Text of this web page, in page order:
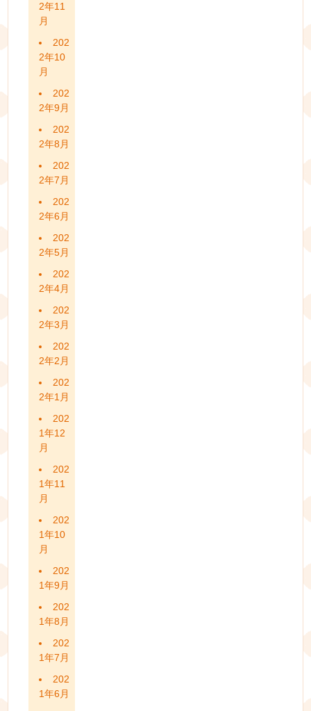
2年11
月
202
2年10
月
202
2年9月
202
2年8月
202
2年7月
202
2年6月
202
2年5月
202
2年4月
202
2年3月
202
2年2月
202
2年1月
202
1年12
月
202
1年11
月
202
1年10
月
202
1年9月
202
1年8月
202
1年7月
202
1年6月